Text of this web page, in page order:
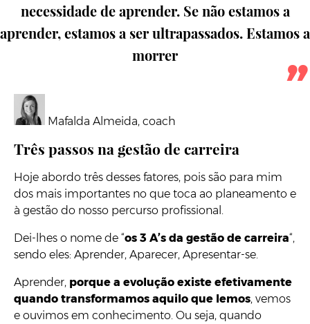
necessidade de aprender. Se não estamos a
aprender, estamos a ser ultrapassados. Estamos a
morrer
Mafalda Almeida, coach
Três passos na gestão de carreira
Hoje abordo três desses fatores, pois são para mim
dos mais importantes no que toca ao planeamento e
à gestão do nosso percurso profissional.
Dei-lhes o nome de “os 3 A’s da gestão de carreira“,
sendo eles: Aprender, Aparecer, Apresentar-se.
Aprender, porque a evolução existe efetivamente
quando transformamos aquilo que lemos, vemos
e ouvimos em conhecimento. Ou seja, quando